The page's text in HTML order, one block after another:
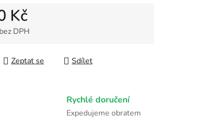
Kč
bez DPH
Zeptat se Sdílet
Rychlé doručení
Expedujeme obratem